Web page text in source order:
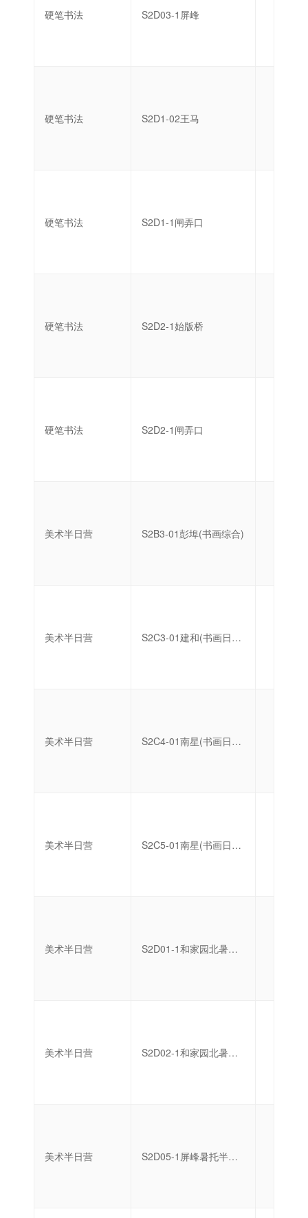
硬笔书法 S2D03-1屏峰
硬笔书法 S2D1-02王马
硬笔书法 S2D1-1闸弄口
硬笔书法 S2D2-1始版桥
硬笔书法 S2D2-1闸弄口
美术半日营 S2B3-01彭埠(书画综合)
美术半日营 S2C3-01建和(书画日托半日营)
美术半日营 S2C4-01南星(书画日托半日营)
美术半日营 S2C5-01南星(书画日托半日营)
美术半日营 S2D01-1和家园北暑托半日营
美术半日营 S2D02-1和家园北暑托半日营
美术半日营 S2D05-1屏峰暑托半日营